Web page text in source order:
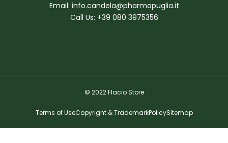
Email: info.candela@pharmapuglia.it
Call Us: +39 080 3975356
© 2022 Flacio Store
Terms of UseCopyright & TrademarkPolicySitemap